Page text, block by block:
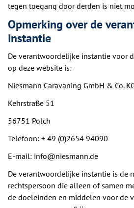
tegen toegang door derden is niet
Opmerking over de
instantie
De verantwoordelijke instantie voor
op deze website is:
Niesmann Caravaning GmbH & Co.
Kehrstraße 51
56751 Polch
Telefoon: + 49 (0)2654 94090
E-mail: info@niesmann.de
De verantwoordelijke instantie is de
rechtspersoon die alleen of samen
de doeleinden en middelen voor de